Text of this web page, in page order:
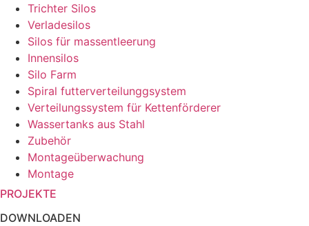
Trichter Silos
Verladesilos
Silos für massentleerung
Innensilos
Silo Farm
Spiral futterverteilunggsystem
Verteilungssystem für Kettenförderer
Wassertanks aus Stahl
Zubehör
Montageüberwachung
Montage
PROJEKTE
DOWNLOADEN